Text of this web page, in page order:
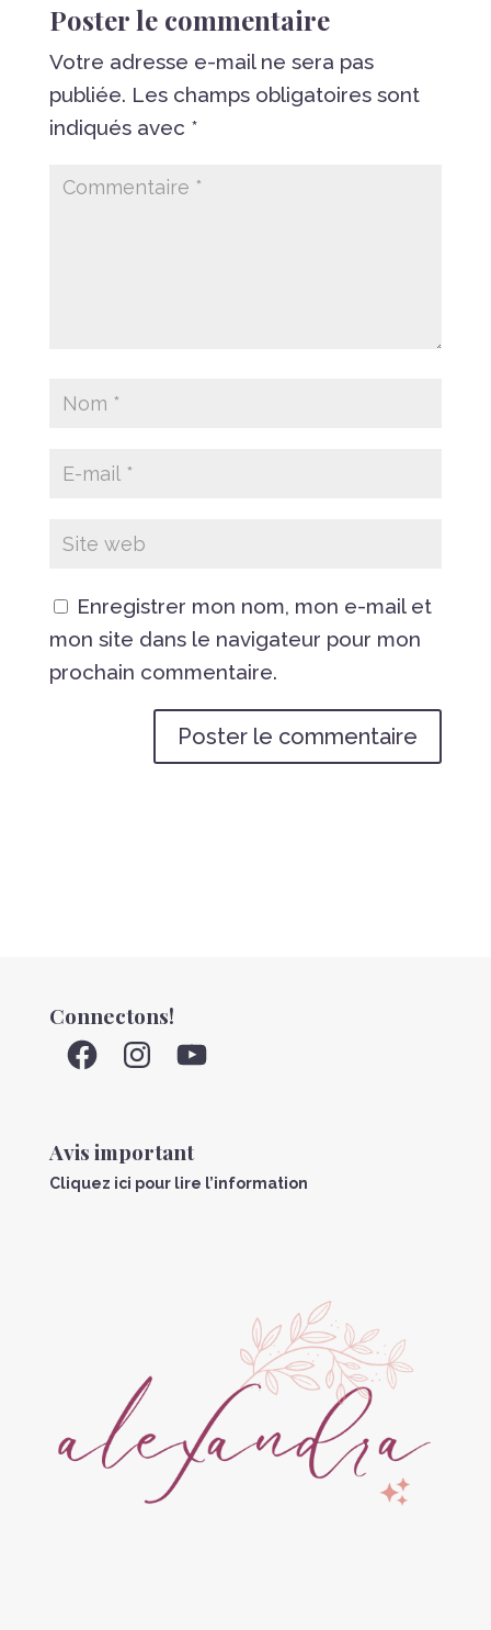
Poster le commentaire
Votre adresse e-mail ne sera pas
publiée. Les champs obligatoires sont
indiqués avec *
Enregistrer mon nom, mon e-mail et
mon site dans le navigateur pour mon
prochain commentaire.
Connectons!
FacebookInstagramYouTube
Avis important
Cliquez ici pour lire l’information